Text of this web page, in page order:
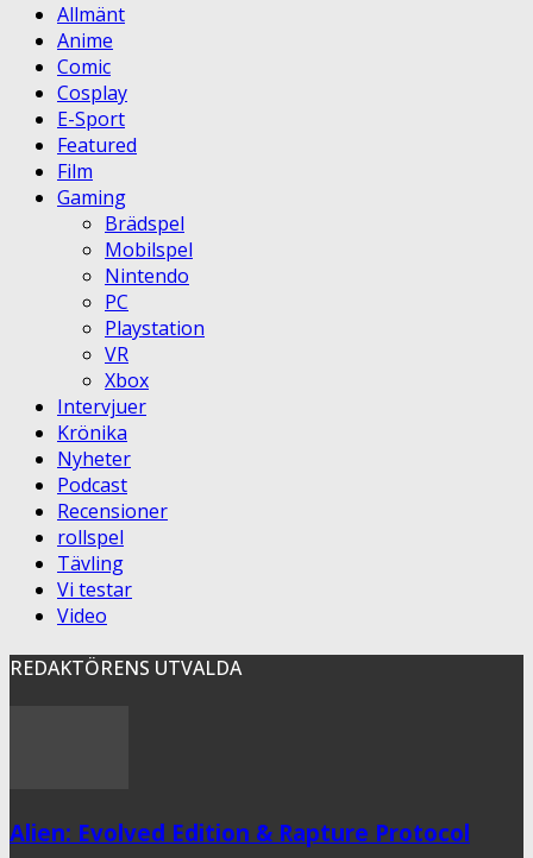
Allmänt
Anime
Comic
Cosplay
E-Sport
Featured
Film
Gaming
Brädspel
Mobilspel
Nintendo
PC
Playstation
VR
Xbox
Intervjuer
Krönika
Nyheter
Podcast
Recensioner
rollspel
Tävling
Vi testar
Video
REDAKTÖRENS UTVALDA
Alien: Evolved Edition & Rapture Protocol